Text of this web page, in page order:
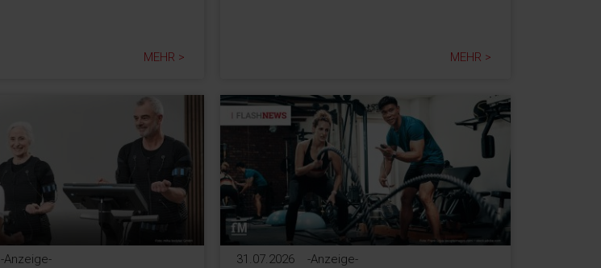
MEHR > MEHR >
-Anzeige- 31.07.2026 -Anzeige-